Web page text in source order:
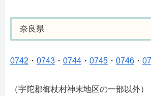
奈良県
0742 ・ 0743 ・ 0744 ・ 0745 ・ 0746 ・
（宇陀郡御杖村神末地区の一部以外）